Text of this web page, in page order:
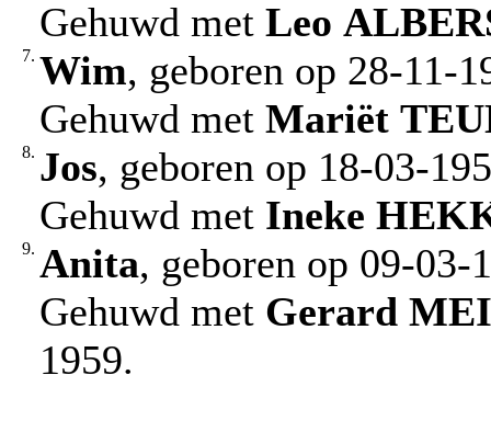
Gehuwd met Leo
7. Wim, geboren op 28-11-
Gehuwd met Mariët
8. Jos, geboren op 18-03-
Gehuwd met Ineke
9. Anita, geboren op 09-03-
Gehuwd met Gerard
1959.